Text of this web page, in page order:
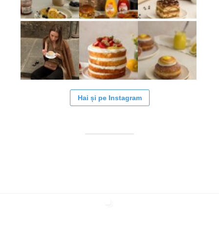
Hai și pe Instagram